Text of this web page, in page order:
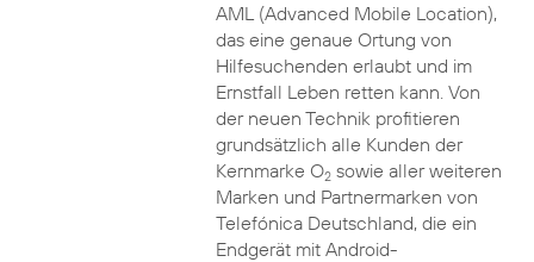
AML (Advanced Mobile Location),
das eine genaue Ortung von
Hilfesuchenden erlaubt und im
Ernstfall Leben retten kann. Von
der neuen Technik profitieren
grundsätzlich alle Kunden der
Kernmarke O2sowie aller weiteren
Marken und Partnermarken von
Telefónica Deutschland, die ein
Endgerät mit Android-